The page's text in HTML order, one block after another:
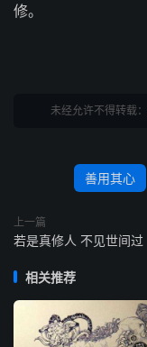
修。
未经允许不得转载：
善用其心
上一篇
若是真修人 不见世间过
相关推荐